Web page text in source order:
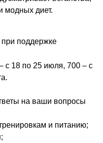
модных диет.
поддержке
с 18 по 25 июля, 700 – с
на ваши вопросы
и питанию;